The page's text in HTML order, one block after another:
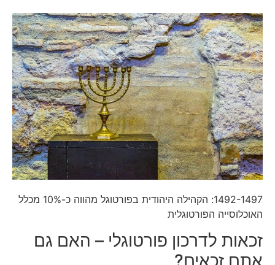
1492-1497: הקהילה היהודית בפורטוגל מהווה כ-10% מכלל
האוכלוסייה הפורטוגלית
זכאות לדרכון פורטוגלי – האם גם
אתם זכאים?